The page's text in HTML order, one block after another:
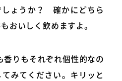
しょうか？ 確かにどちら
おいしく飲めますよ。
香りもそれぞれ個性的なの
みてください。キリッと